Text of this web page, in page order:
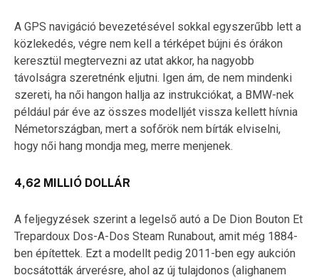
A GPS navigáció bevezetésével sokkal egyszerűbb lett a
közlekedés, végre nem kell a térképet bújni és órákon
keresztül megtervezni az utat akkor, ha nagyobb
távolságra szeretnénk eljutni. Igen ám, de nem mindenki
szereti, ha női hangon hallja az instrukciókat, a BMW-nek
például pár éve az összes modelljét vissza kellett hívnia
Németországban, mert a sofőrök nem bírták elviselni,
hogy női hang mondja meg, merre menjenek.
4,62 MILLIÓ DOLLÁR
A feljegyzések szerint a legelső autó a De Dion Bouton Et
Trepardoux Dos-A-Dos Steam Runabout, amit még 1884-
ben építettek. Ezt a modellt pedig 2011-ben egy aukción
bocsátották árverésre, ahol az új tulajdonos (alighanem